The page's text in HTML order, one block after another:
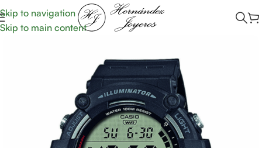
Skip to navigation
Skip to main content